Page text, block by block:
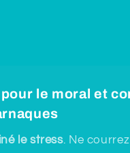
le moral et
le stress. Ne